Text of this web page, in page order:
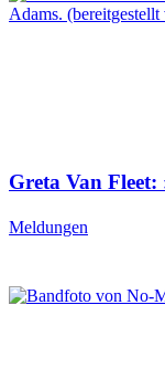
Greta Van Fleet:
Meldungen